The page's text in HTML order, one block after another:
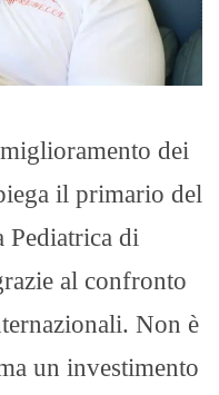
dei
il primario del
Pediatrica di
al confronto
Non è
un investimento